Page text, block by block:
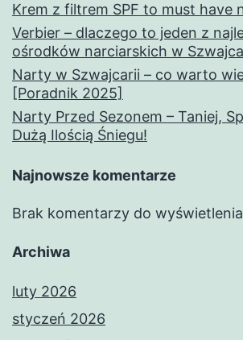
Krem z filtrem SPF to must have
Verbier – dlaczego to jeden z
ośrodków narciarskich w
Narty w Szwajcarii – co warto
[Poradnik 2025]
Narty Przed Sezonem – Taniej,
Dużą Ilością Śniegu!
Najnowsze komentarze
Brak komentarzy do
Archiwa
luty 2026
styczeń 2026